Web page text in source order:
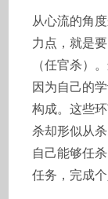
从心流的角
力点，就是
（任官杀）
因为自己的
构成。这些
杀却形似从
自己能够任
任务，完成个